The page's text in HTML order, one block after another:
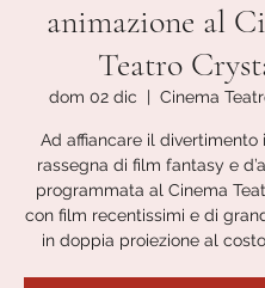
animazione al
Teatro
dom 02 dic
  |
Cinema
Ad affiancare il divertimento
rassegna di film fantasy e
programmata al Cinema
con film recentissimi e di
in doppia proiezione al